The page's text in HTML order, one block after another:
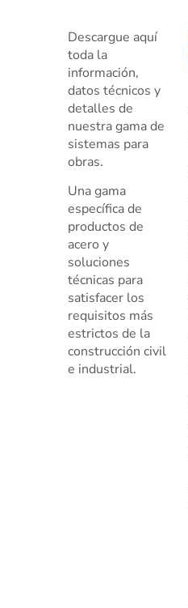
Descargue aquí
toda la
información,
datos técnicos y
detalles de
nuestra gama de
sistemas para
obras.
Una gama
específica de
productos de
acero y
soluciones
técnicas para
satisfacer los
requisitos más
estrictos de la
construcción civil
e industrial.